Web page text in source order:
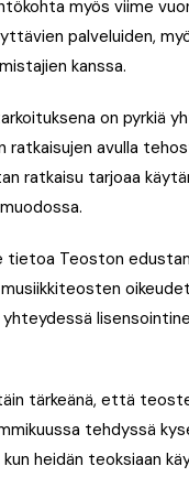
myös viime
palveluiden,
kanssa.
on pyrkiä
avulla
ratkaisu tarjoaa
tietoa Teoston
tärkeänä, että
tehdyssä
heidän teoksiaan